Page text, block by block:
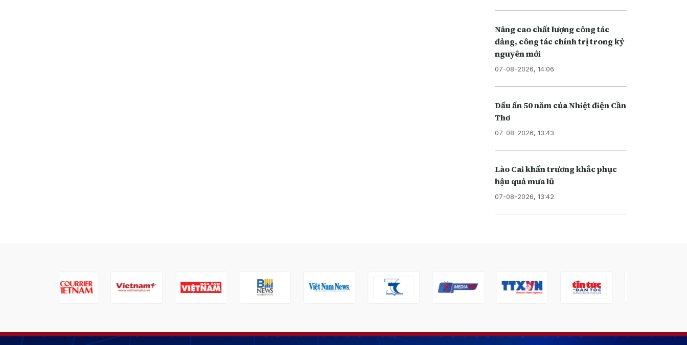
Nâng cao chất lượng công tác
đảng, công tác chính trị trong kỷ
nguyên mới
07-08-2026, 14:06
Dấu ấn 50 năm của Nhiệt điện Cần
Thơ
07-08-2026, 13:43
Lào Cai khẩn trương khắc phục
hậu quả mưa lũ
07-08-2026, 13:42